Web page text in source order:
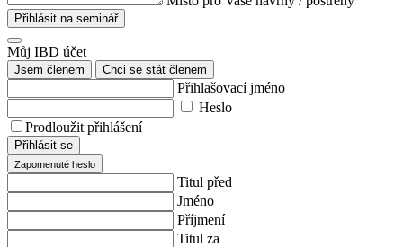
Přihlásit na seminář
Můj IBD účet
Jsem členem Chci se stát členem
Přihlašovací jméno
Heslo
Prodloužit přihlášení
Přihlásit se
Zapomenuté heslo
Titul před
Jméno
Příjmení
Titul za